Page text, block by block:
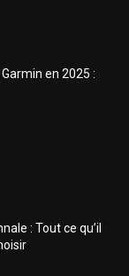
en 2025 :
: Tout ce qu’il